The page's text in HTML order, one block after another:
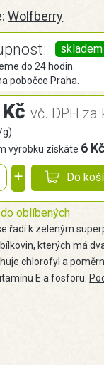
Wolfberry
do 24 hodin.
pobočce Praha.
Kčvč. DPH za
g)
výrobku získáte 6 Kč
+ Do
oblíbených
řadí k zeleným
kterých má
chlorofyl a
E a fosforu.